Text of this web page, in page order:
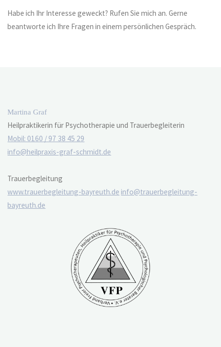
Habe ich Ihr Interesse geweckt? Rufen Sie mich an. Gerne
beantworte ich Ihre Fragen in einem persönlichen Gespräch.
Martina Graf
Heilpraktikerin für Psychotherapie und Trauerbegleiterin
Mobil: 0160 / 97 38 45 29
info@heilpraxis-graf-schmidt.de
Trauerbegleitung
www.trauerbegleitung-bayreuth.de info@trauerbegleitung-
bayreuth.de